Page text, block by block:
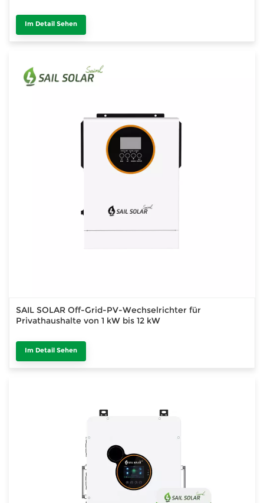
Im Detail Sehen
SAIL SOLAR Off-Grid-PV-Wechselrichter für
Privathaushalte von 1 kW bis 12 kW
Im Detail Sehen